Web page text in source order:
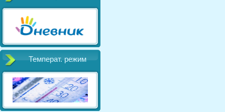
Температ. режим